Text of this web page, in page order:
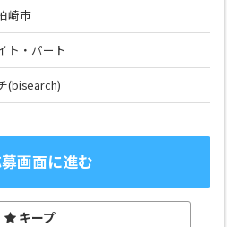
崎市
ト・パート
(bisearch)
画面に進む
キープ